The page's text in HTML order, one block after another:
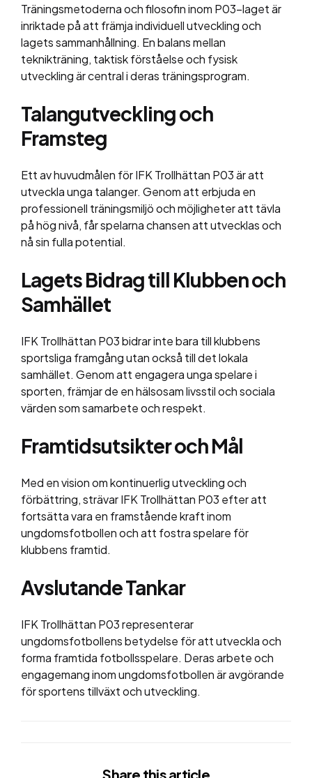
Träningsmetoderna och filosofin inom P03-laget är
inriktade på att främja individuell utveckling och
lagets sammanhållning. En balans mellan
teknikträning, taktisk förståelse och fysisk
utveckling är central i deras träningsprogram.
Talangutveckling och
Framsteg
Ett av huvudmålen för IFK Trollhättan P03 är att
utveckla unga talanger. Genom att erbjuda en
professionell träningsmiljö och möjligheter att tävla
på hög nivå, får spelarna chansen att utvecklas och
nå sin fulla potential.
Lagets Bidrag till Klubben och
Samhället
IFK Trollhättan P03 bidrar inte bara till klubbens
sportsliga framgång utan också till det lokala
samhället. Genom att engagera unga spelare i
sporten, främjar de en hälsosam livsstil och sociala
värden som samarbete och respekt.
Framtidsutsikter och Mål
Med en vision om kontinuerlig utveckling och
förbättring, strävar IFK Trollhättan P03 efter att
fortsätta vara en framstående kraft inom
ungdomsfotbollen och att fostra spelare för
klubbens framtid.
Avslutande Tankar
IFK Trollhättan P03 representerar
ungdomsfotbollens betydelse för att utveckla och
forma framtida fotbollsspelare. Deras arbete och
engagemang inom ungdomsfotbollen är avgörande
för sportens tillväxt och utveckling.
Share this article